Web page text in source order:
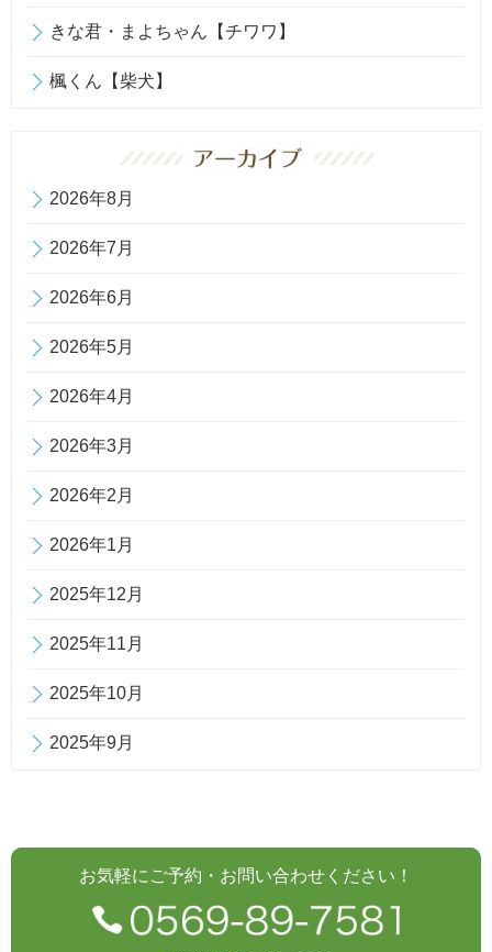
きな君・まよちゃん【チワワ】
楓くん【柴犬】
2026年8月
2026年7月
2026年6月
2026年5月
2026年4月
2026年3月
2026年2月
2026年1月
2025年12月
2025年11月
2025年10月
2025年9月
お気軽にご予約・お問い合わせください！